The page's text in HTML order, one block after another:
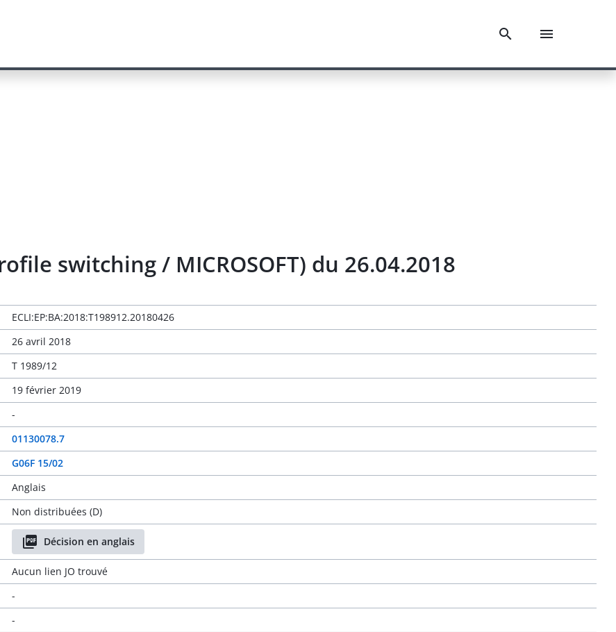
switching / MICROSOFT) du 26.04.2018
ECLI:EP:BA:2018:T198912.20180426
26 avril 2018
T 1989/12
19 février 2019
-
01130078.7
G06F 15/02
Anglais
Non distribuées (D)
Décision en anglais
Aucun lien JO trouvé
-
-